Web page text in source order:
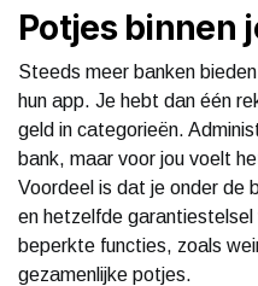
Potjes binnen
Steeds meer banken
hun app. Je hebt dan één
geld in categorieën.
bank, maar voor jou voelt
Voordeel is dat je onder de
en hetzelfde
beperkte functies, zoals
gezamenlijke potjes.